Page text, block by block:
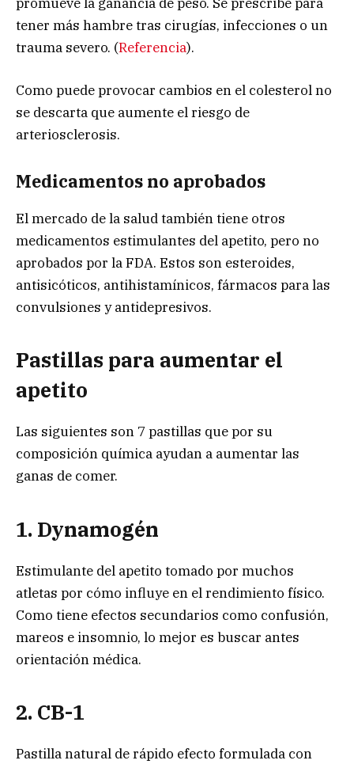
tener más hambre tras cirugías, infecciones o un
trauma severo. (Referencia).
Como puede provocar cambios en el colesterol no
se descarta que aumente el riesgo de
arteriosclerosis.
Medicamentos no aprobados
El mercado de la salud también tiene otros
medicamentos estimulantes del apetito, pero no
aprobados por la FDA. Estos son esteroides,
antisicóticos, antihistamínicos, fármacos para las
convulsiones y antidepresivos.
Pastillas para aumentar el
apetito
Las siguientes son 7 pastillas que por su
composición química ayudan a aumentar las
ganas de comer.
1. Dynamogén
Estimulante del apetito tomado por muchos
atletas por cómo influye en el rendimiento físico.
Como tiene efectos secundarios como confusión,
mareos e insomnio, lo mejor es buscar antes
orientación médica.
2. CB-1
Pastilla natural de rápido efecto formulada con